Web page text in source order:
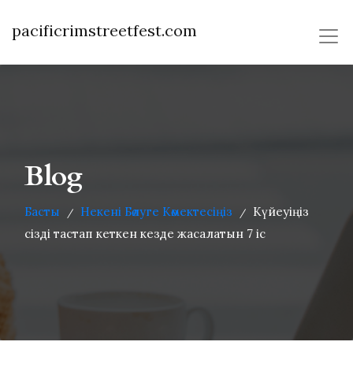
pacificrimstreetfest.com
Blog
Басты / Некені Бөлуге Көмектесіңіз /
Күйеуіңіз
сізді тастап кеткен кезде жасалатын 7 іс